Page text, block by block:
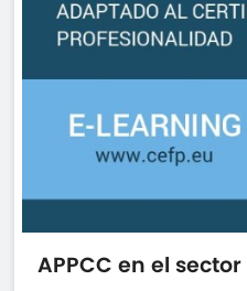
APPCC en el